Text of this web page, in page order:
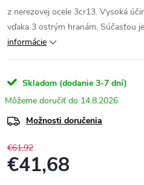
z nerezovej ocele 3cr13. Vysoká
vďaka 3 ostrým hranám. Súčasťou
informácie
Skladom (dodanie 3-7 dní)
14.8.2026
Možnosti doručenia
€61,92
€41,68